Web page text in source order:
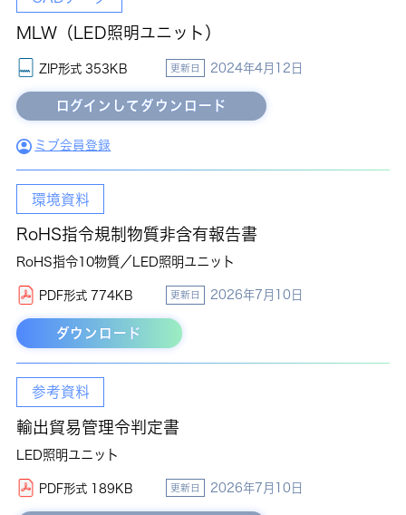
MLW（LED照明ユニット）
ZIP形式 353KB 更新日 2024年4月12日
ミブ会員登録
環境資料
RoHS指令規制物質非含有報告書
RoHS指令10物質／LED照明ユニット
PDF形式 774KB 更新日 2026年7月10日
ダウンロード
参考資料
輸出貿易管理令判定書
LED照明ユニット
PDF形式 189KB 更新日 2026年7月10日